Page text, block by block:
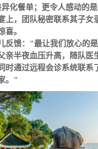
异化餐单；更令人感动的
上，团队秘密联系其子女
喜。
反馈："最让我们放心的是
亲半夜血压升高，随队医
时通过远程会诊系统联系
。"